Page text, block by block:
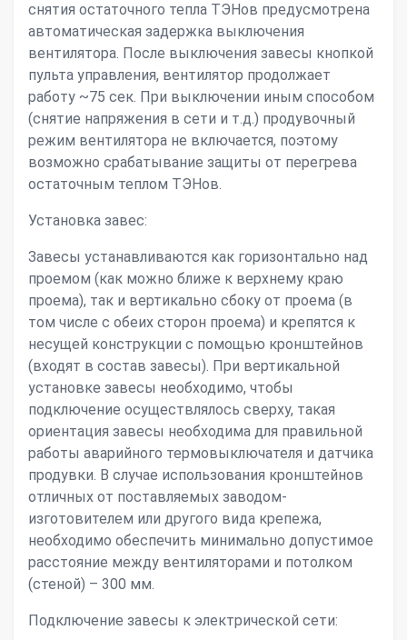
снятия остаточного тепла ТЭНов предусмотрена
автоматическая задержка выключения
вентилятора. После выключения завесы кнопкой
пульта управления, вентилятор продолжает
работу ~75 сек. При выключении иным способом
(снятие напряжения в сети и т.д.) продувочный
режим вентилятора не включается, поэтому
возможно срабатывание защиты от перегрева
остаточным теплом ТЭНов.
Установка завес:
Завесы устанавливаются как горизонтально над
проемом (как можно ближе к верхнему краю
проема), так и вертикально сбоку от проема (в
том числе с обеих сторон проема) и крепятся к
несущей конструкции с помощью кронштейнов
(входят в состав завесы). При вертикальной
установке завесы необходимо, чтобы
подключение осуществлялось сверху, такая
ориентация завесы необходима для правильной
работы аварийного термовыключателя и датчика
продувки. В случае использования кронштейнов
отличных от поставляемых заводом-
изготовителем или другого вида крепежа,
необходимо обеспечить минимально допустимое
расстояние между вентиляторами и потолком
(стеной) – 300 мм.
Подключение завесы к электрической сети: